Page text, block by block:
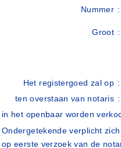
Nummer :
Groot :
Het registergoed zal op :
ten overstaan van notaris :
in het openbaar worden
Ondergetekende verplicht
op eerste verzoek van de